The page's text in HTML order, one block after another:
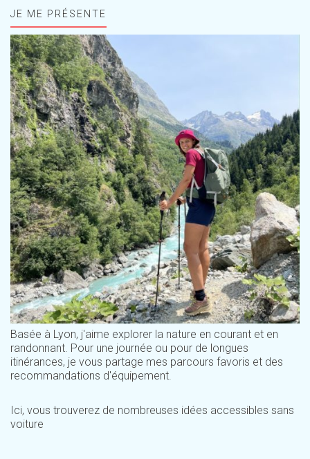
JE ME PRÉSENTE
Basée à Lyon, j'aime explorer la nature en courant et en
randonnant. Pour une journée ou pour de longues
itinérances, je vous partage mes parcours favoris et des
recommandations d'équipement.
Ici, vous trouverez de nombreuses idées accessibles sans
voiture